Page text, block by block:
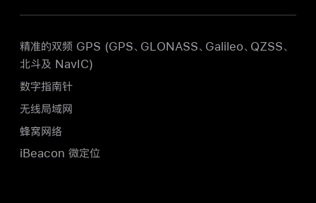
精准的双频 GPS (GPS、GLONASS、Galileo、QZSS、
北斗及 NavIC)
数字指南针
无线局域网
蜂窝网络
iBeacon 微定位